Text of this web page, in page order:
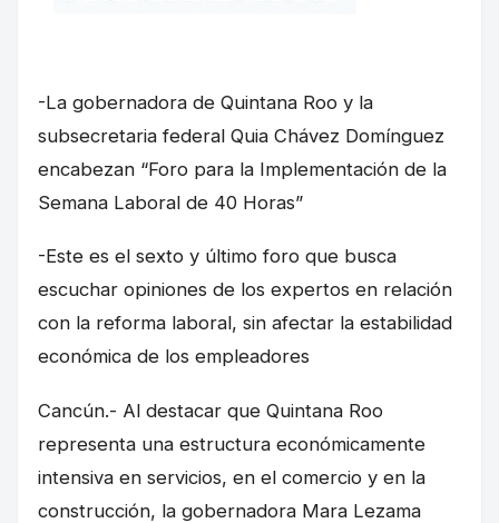
-La gobernadora de Quintana Roo y la
subsecretaria federal Quia Chávez Domínguez
encabezan “Foro para la Implementación de la
Semana Laboral de 40 Horas”
-Este es el sexto y último foro que busca
escuchar opiniones de los expertos en relación
con la reforma laboral, sin afectar la estabilidad
económica de los empleadores
Cancún.- Al destacar que Quintana Roo
representa una estructura económicamente
intensiva en servicios, en el comercio y en la
construcción, la gobernadora Mara Lezama